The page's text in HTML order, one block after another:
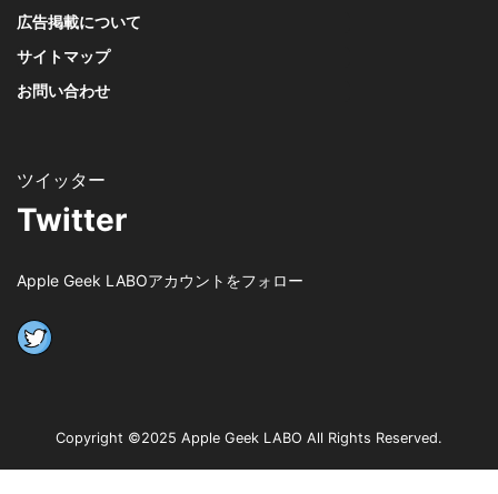
広告掲載について
サイトマップ
お問い合わせ
Twitter
Apple Geek LABOアカウントをフォロー
Copyright ©2025 Apple Geek LABO All Rights Reserved.